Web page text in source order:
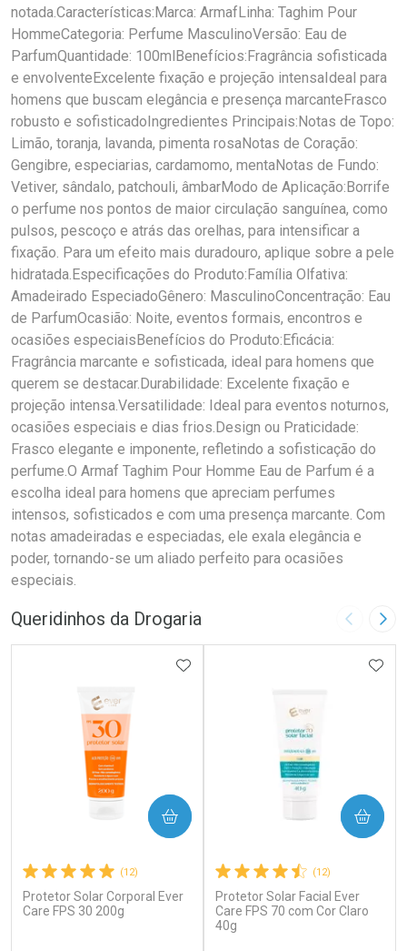
notada.Características:Marca: ArmafLinha: Taghim Pour
HommeCategoria: Perfume MasculinoVersão: Eau de
ParfumQuantidade: 100mlBenefícios:Fragrância sofisticada
e envolventeExcelente fixação e projeção intensaIdeal para
homens que buscam elegância e presença marcanteFrasco
robusto e sofisticadoIngredientes Principais:Notas de Topo:
Limão, toranja, lavanda, pimenta rosaNotas de Coração:
Gengibre, especiarias, cardamomo, mentaNotas de Fundo:
Vetiver, sândalo, patchouli, âmbarModo de Aplicação:Borrife
o perfume nos pontos de maior circulação sanguínea, como
pulsos, pescoço e atrás das orelhas, para intensificar a
fixação. Para um efeito mais duradouro, aplique sobre a pele
hidratada.Especificações do Produto:Família Olfativa:
Amadeirado EspeciadoGênero: MasculinoConcentração: Eau
de ParfumOcasião: Noite, eventos formais, encontros e
ocasiões especiaisBenefícios do Produto:Eficácia:
Fragrância marcante e sofisticada, ideal para homens que
querem se destacar.Durabilidade: Excelente fixação e
projeção intensa.Versatilidade: Ideal para eventos noturnos,
ocasiões especiais e dias frios.Design ou Praticidade:
Frasco elegante e imponente, refletindo a sofisticação do
perfume.O Armaf Taghim Pour Homme Eau de Parfum é a
escolha ideal para homens que apreciam perfumes
intensos, sofisticados e com uma presença marcante. Com
notas amadeiradas e especiadas, ele exala elegância e
poder, tornando-se um aliado perfeito para ocasiões
especiais.
Queridinhos da Drogaria Imagem
(12)
Protetor Solar Corporal Ever
Care FPS 30 200g
ADICIONAR AOS FAVORITOS
COMPRAR
(12)
Protetor Solar Facial Ever
Care FPS 70 com Cor Claro
40g
COMPRAR